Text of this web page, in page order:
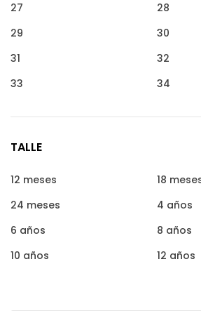
27
28
29
30
31
32
33
34
TALLE
12 meses
18
24 meses
4 años
6 años
8 años
10 años
12 años